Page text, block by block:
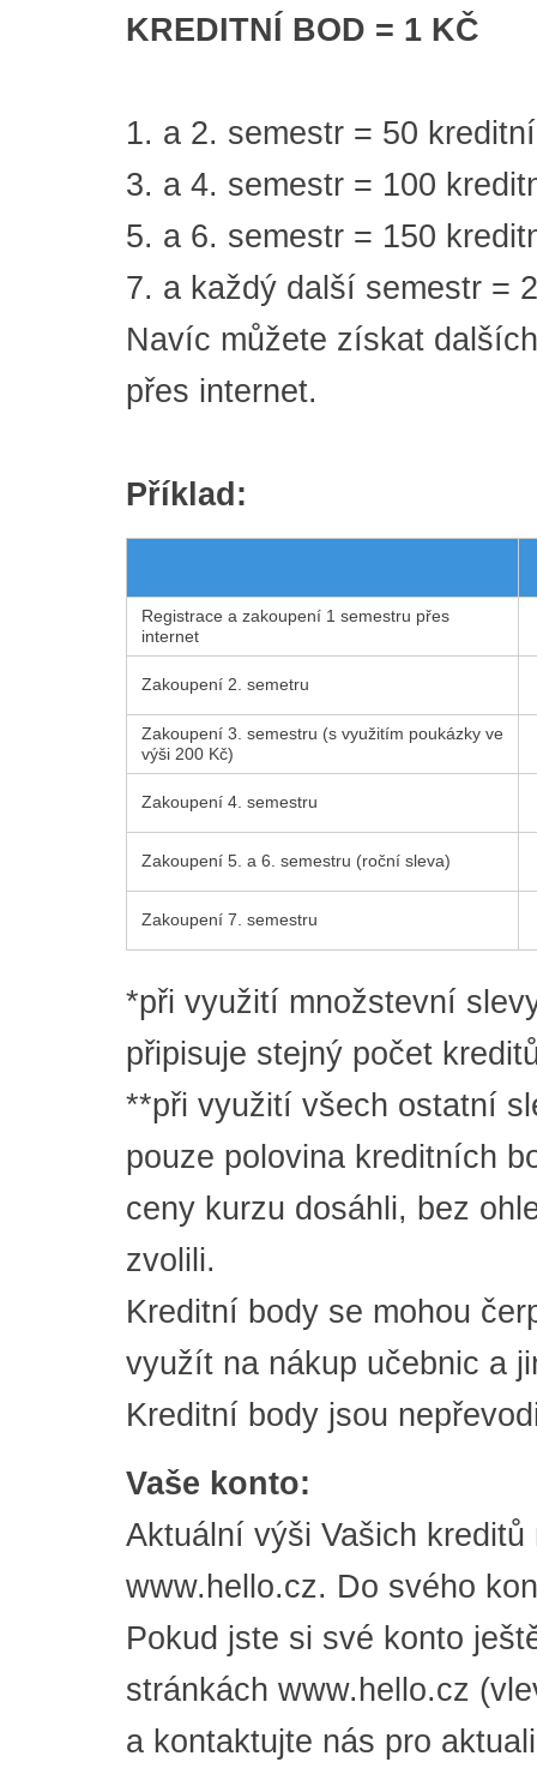
KREDITNÍ BOD = 1 KČ
1. a 2. semestr = 50
3. a 4. semestr = 100
5. a 6. semestr = 150
7. a každý další semestr =
Navíc můžete získat
přes internet.
Příklad:
Registrace a zakoupení 1 semestru přes
internet
Zakoupení 2. semetru
Zakoupení 3. semestru (s využitím poukázky ve
výši 200 Kč)
Zakoupení 4. semestru
Zakoupení 5. a 6. semestru (roční sleva)
Zakoupení 7. semestru
*při využití množstevní
připisuje stejný počet
**při využití všech ostatní
pouze polovina kreditních
ceny kurzu dosáhli, bez
zvolili.
Kreditní body se mohou
využít na nákup učebnic a
Kreditní body jsou
Vaše konto:
Aktuální výši Vašich
www.hello.cz. Do svého
Pokud jste si své konto
stránkách www.hello.cz
a kontaktujte nás pro